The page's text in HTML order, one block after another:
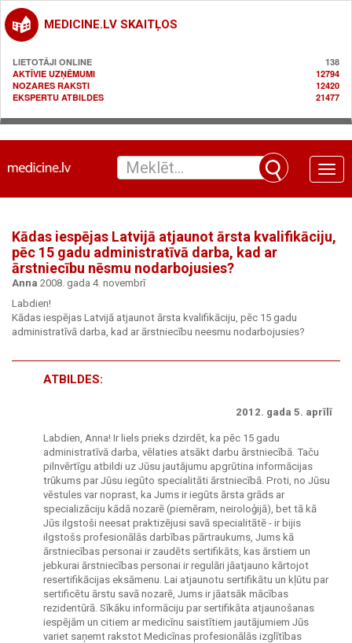
MEDICINE.LV SKAITĻOS
LIETOTĀJI ONLINE
138
AKTĪVIE UZŅĒMUMI
12794
NOZARES RAKSTI
12420
EKSPERTU ATBILDES
21477
Toggle
Kādas iespējas Latvijā atjaunot ārsta kvalifikāciju,
pēc 15 gadu administratīvā darba, kad ar
ārstniecību nēsmu nodarbojusies?
Anna 2008. gada 4. novembrī
Labdien!
Kādas iespējas Latvijā atjaunot ārsta kvalifikāciju, pēc 15 gadu
administratīvā darba, kad ar ārstniecību neesmu nodarbojusies?
ATBILDES:
2012. gada 5. aprīlī
Labdien, Anna! Ir liels prieks dzirdēt, ka pēc 15 gadu
administratīvā darba, vēlaties atsākt darbu ārstniecībā. Taču
pilnvērtīgu atbildi uz Jūsu jautājumu apgrūtina informācijas
trūkums par Jūsu iegūto specialitāti ārstniecībā. Proti, no Jūsu
vēstules var noprast, ka Jums ir iegūts ārsta grāds ar
specializāciju kādā nozarē (piemēram, neiroloģijā), bet tā kā
Jūs ilgstoši neesat praktizējusi savā specialitātē - ir bijis
ilgstošs profesionālās darbības pārtraukums, Jums kā
ārstniecības personai ir zaudēts sertifikāts, kas ārstiem un
jebkurai ārstniecības personai ir regulāri jāatjauno kārtojot
resertifikācijas eksāmenu. Lai atjaunotu sertifikātu un kļūtu par
sertificētu ārstu savā nozarē, Jums ir jāatsāk mācības
rezidentūrā. Sīkāku informāciju par sertifikāta atjaunošanas
iespējām un citiem ar medicīnu saistītiem jautājumiem Jūs
variet saņemt rakstot Medicīnas profesionālās izglītības